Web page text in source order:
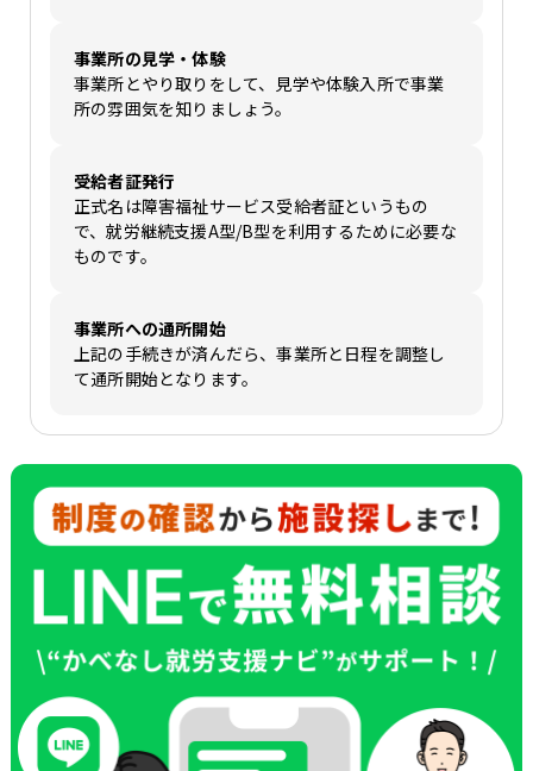
事業所の見学・体験
事業所とやり取りをして、見学や体験入所で事業
所の雰囲気を知りましょう。
受給者証発行
正式名は障害福祉サービス受給者証というもの
で、就労継続支援A型/B型を利用するために必要な
ものです。
事業所への通所開始
上記の手続きが済んだら、事業所と日程を調整し
て通所開始となります。